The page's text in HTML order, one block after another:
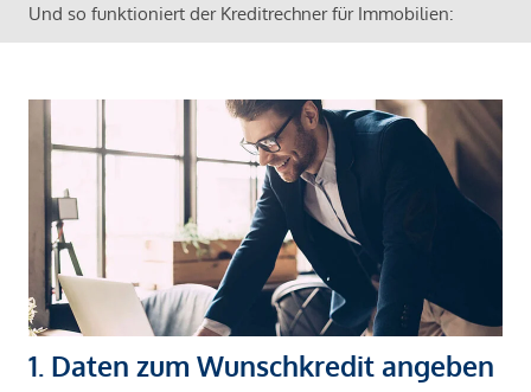
Und so funktioniert der Kreditrechner für Immobilien:
1. Daten zum Wunschkredit angeben